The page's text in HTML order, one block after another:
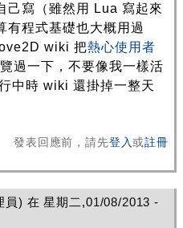
寫（雖然用 Lua 寫起來
有程式基礎也大概用過
wiki 把熱心使用者
過一下，不要像我一樣活
中時 wiki 還掛掉一整天
發表回應前，請先登入或註冊
員) 在 星期二,01/08/2013 -